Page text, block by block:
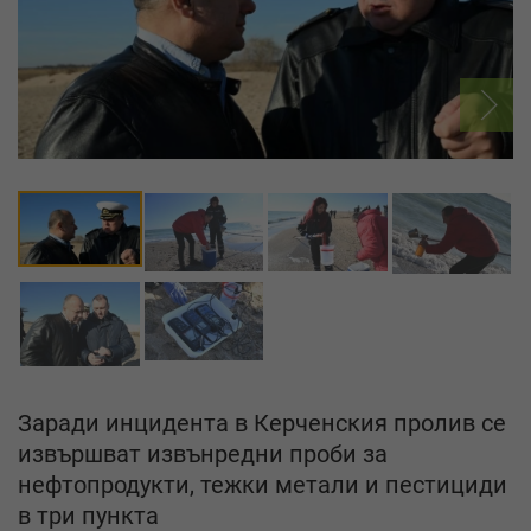
Заради инцидента в Керченския пролив се
извършват извънредни проби за
нефтопродукти, тежки метали и пестициди
в три пункта